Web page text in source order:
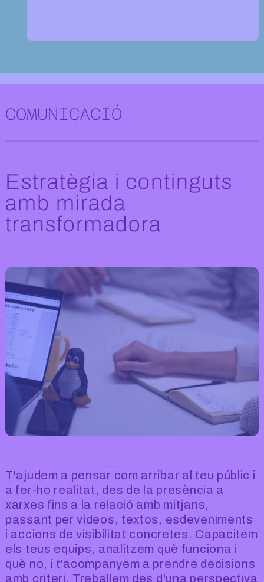
COMUNICACIÓ
Estratègia i continguts
amb mirada
transformadora
T'ajudem a pensar com arribar al teu públic i
a fer-ho realitat, des de la presència a
xarxes fins a la relació amb mitjans,
passant per vídeos, textos, esdeveniments
i accions de visibilitat concretes. Capacitem
els teus equips, analitzem què funciona i
què no, i t'acompanyem a prendre decisions
amb criteri. Treballem des d'una perspectiva